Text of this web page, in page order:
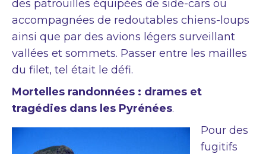
des patrouilles équipées de side-cars ou
accompagnées de redoutables chiens-loups
ainsi que par des avions légers surveillant
vallées et sommets. Passer entre les mailles
du filet, tel était le défi.
Mortelles randonnées : drames et
tragédies dans les Pyrénées.
Pour des
fugitifs